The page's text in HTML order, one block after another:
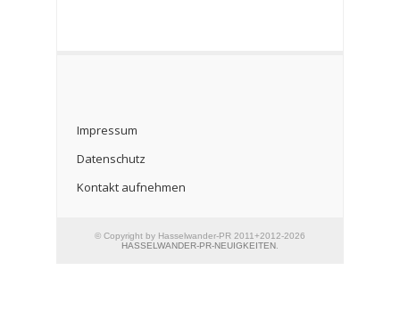
Impressum
Datenschutz
Kontakt aufnehmen
© Copyright by Hasselwander-PR 2011+2012-2026
HASSELWANDER-PR-NEUIGKEITEN.